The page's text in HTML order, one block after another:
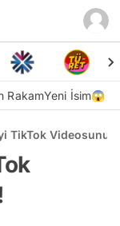
RakamYeni İsim😱
TikTok Videosunu